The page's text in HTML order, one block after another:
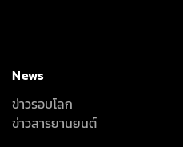
News
ข่าวรอบโลก
ข่าวสารยานยนต์